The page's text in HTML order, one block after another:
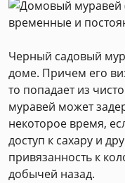
Черный садовый
доме. Причем его
то попадает из
муравей может
некоторое время,
доступ к сахару и
привязанность к
добычей назад.